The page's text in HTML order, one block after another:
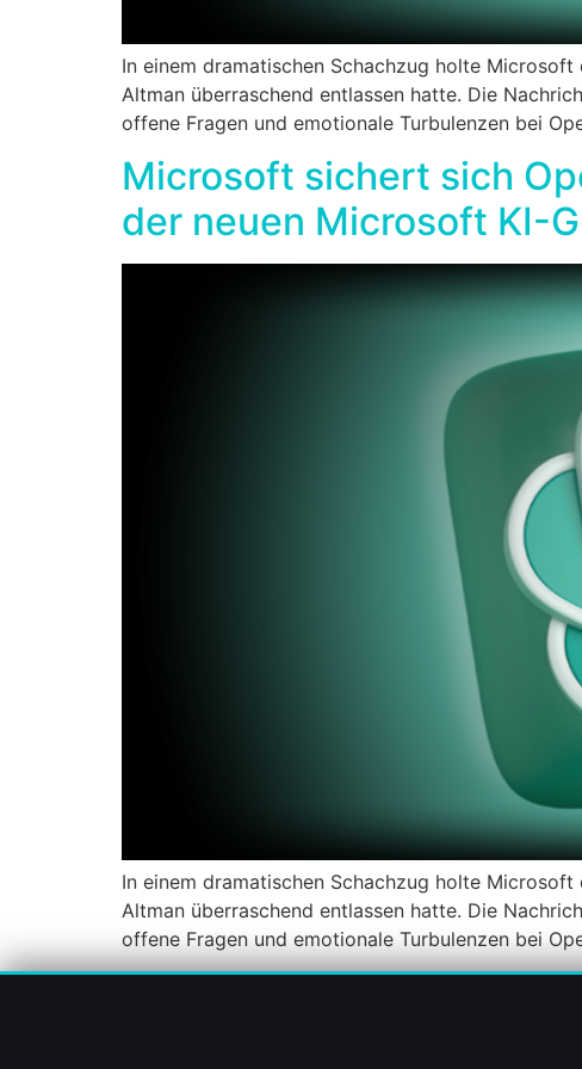
In einem dramatischen Schachzug holte
Altman überraschend entlassen hatte. Die
offene Fragen und emotionale Turbulenzen bei
Microsoft sichert sich
der neuen Microsoft KI-
In einem dramatischen Schachzug holte
Altman überraschend entlassen hatte. Die
offene Fragen und emotionale Turbulenzen bei